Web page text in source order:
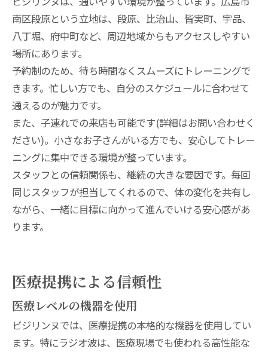
南区段原という立地は、段原、比治山、皆実町、宇品、
八丁堀、府中町など、周辺地域からもアクセスしやすい
場所にあります。
予約制のため、待ち時間なくスムーズにトレーニングで
きます。忙しい方でも、自分のスケジュールに合わせて
通えるのが魅力です。
また、子連れでの来店も可能です(詳細はお問い合わせく
ださい)。小さなお子さんがいる方でも、安心してトレー
ニングに集中できる環境が整っています。
スタッフとの信頼関係も、継続の大きな要因です。毎回
同じスタッフが担当してくれるので、体の変化を共有し
ながら、一緒に目標に向かって進んでいける安心感があ
ります。
医療提携による信頼性
医療レベルの機器を使用
ビジリンヌでは、医療提携の本格的な機器を使用してい
ます。特にラジオ波は、医療現場でも使われる高性能な